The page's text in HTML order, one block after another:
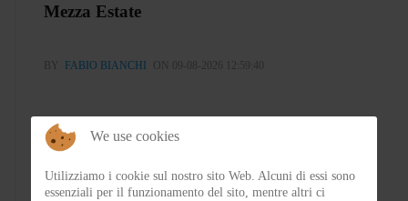
Mezza Estate
BY FABIO BIANCHI ON 09-08-2026 12:59:40
We use cookies
Utilizziamo i cookie sul nostro sito Web. Alcuni di essi sono
essenziali per il funzionamento del sito, mentre altri ci